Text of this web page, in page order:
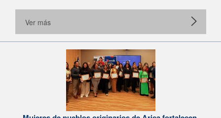
Ver más